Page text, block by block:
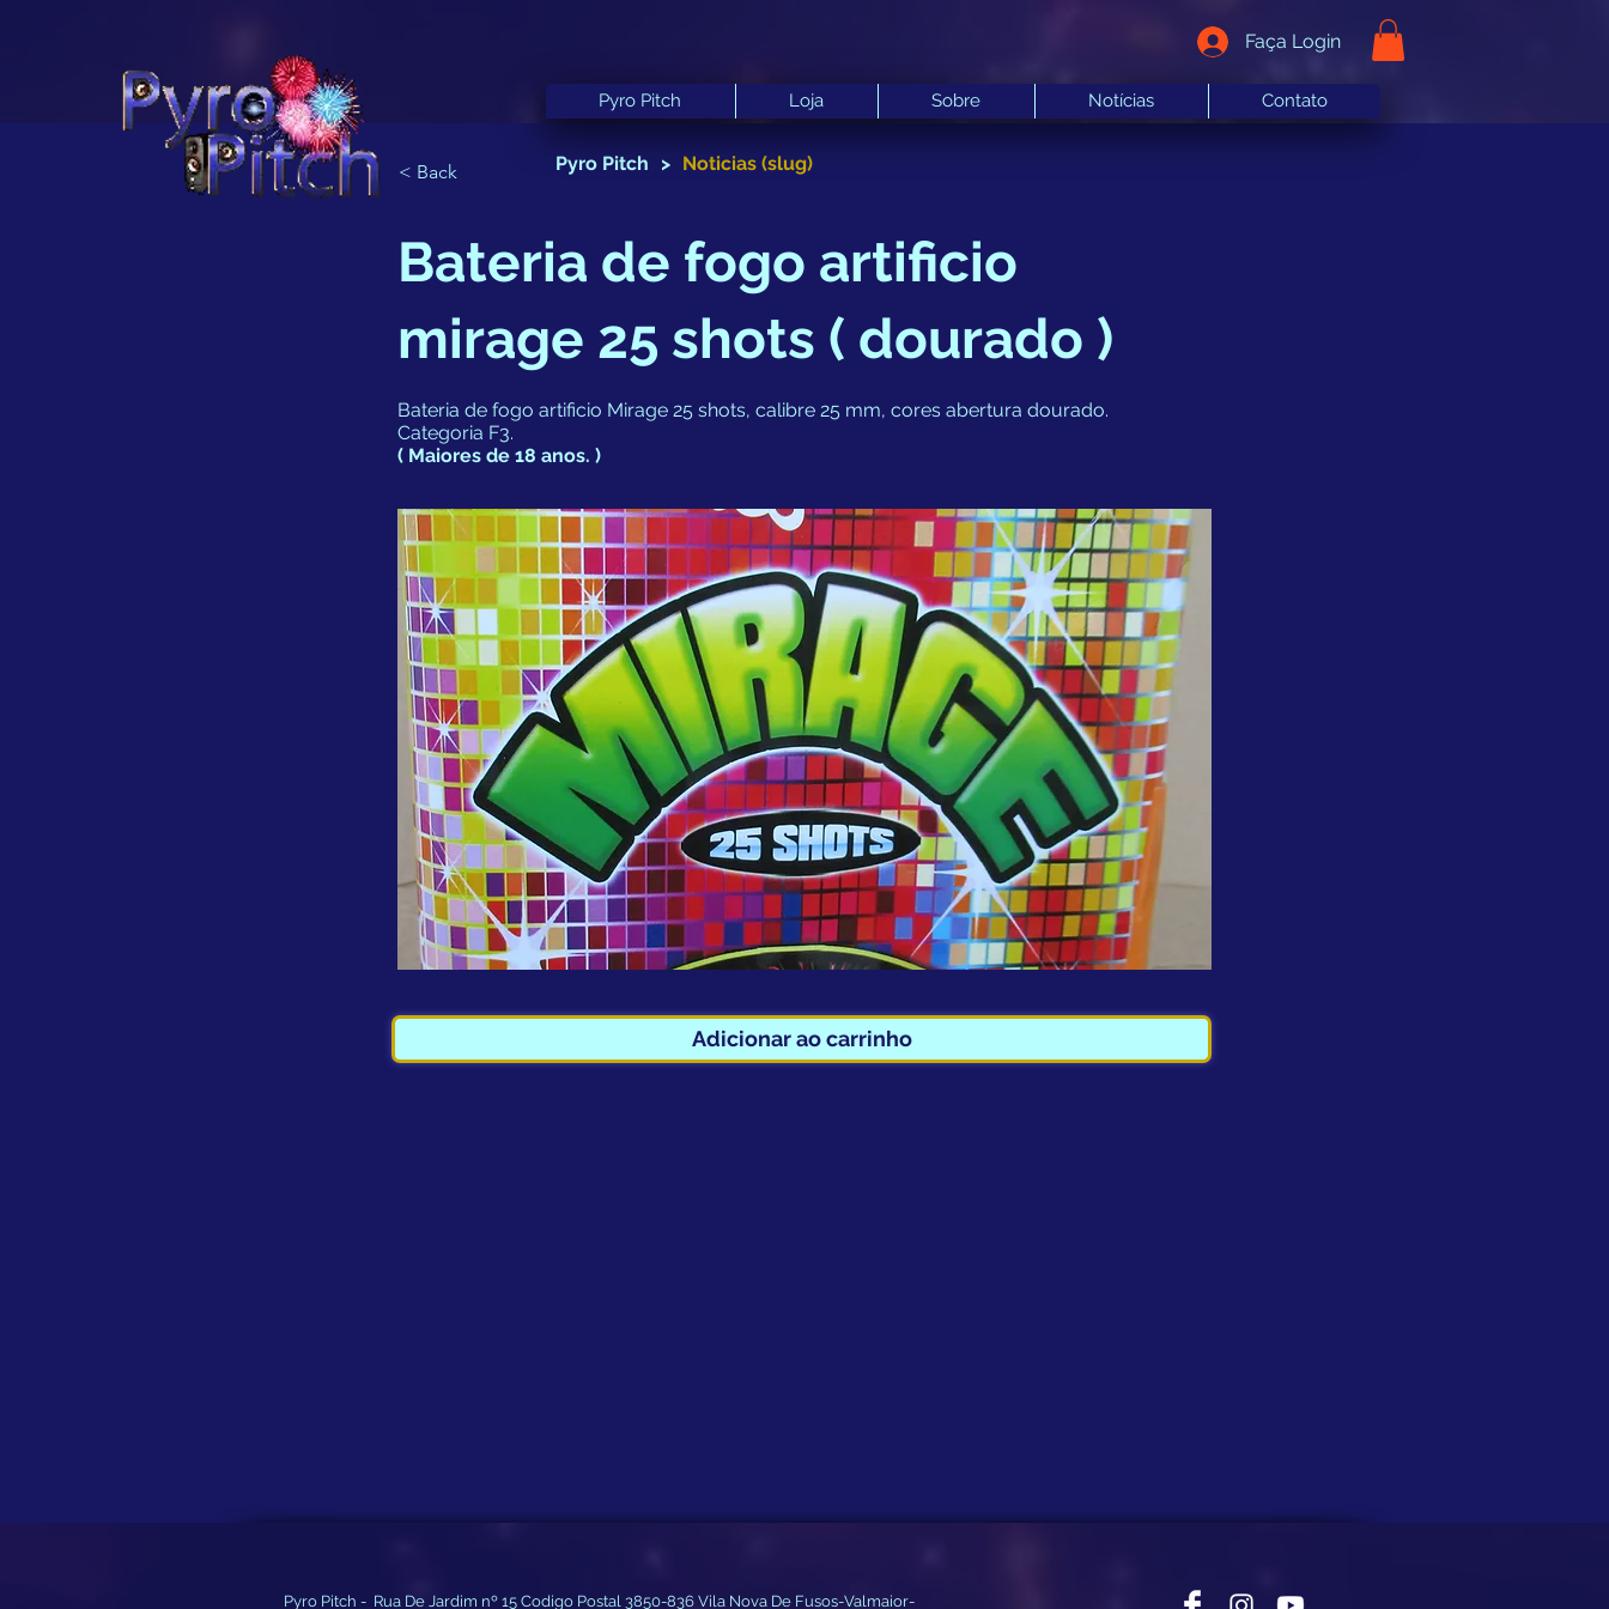
Pyro Pitch Loja Sobre Notícias Contato
Faça Login
< Back
Bateria de fogo artificio
mirage 25 shots ( dourado )
Bateria de fogo artificio Mirage 25 shots, calibre 25 mm, cores abertura dourado.
Categoria F3.
( Maiores de 18 anos. )
Adicionar ao carrinho
Pyro Pitch > Noticias (slug)
Pyro Pitch - Rua De Jardim nº 15 Codigo Postal 3850-836 Vila Nova De Fusos-Valmaior-